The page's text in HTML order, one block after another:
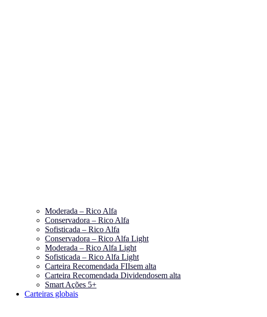
Moderada – Rico Alfa
Conservadora – Rico Alfa
Sofisticada – Rico Alfa
Conservadora – Rico Alfa Light
Moderada – Rico Alfa Light
Sofisticada – Rico Alfa Light
Carteira Recomendada FIIsem alta
Carteira Recomendada Dividendosem alta
Smart Ações 5+
Carteiras globais